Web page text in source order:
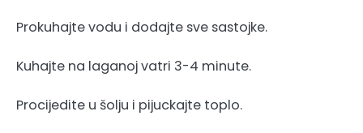
Prokuhajte vodu i dodajte sve sastojke.
Kuhajte na laganoj vatri 3-4 minute.
Procijedite u šolju i pijuckajte toplo.